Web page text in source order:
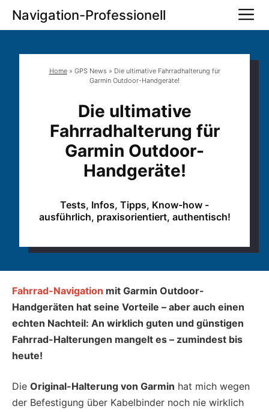
Zum
Inhalt
Navigation-Professionell
Home» GPS News » Die ultimative Fahrradhalterung für
Garmin Outdoor-Handgeräte!
Die ultimative
Fahrradhalterung für
Garmin Outdoor-
Handgeräte!
Tests, Infos, Tipps, Know-how -
ausführlich, praxisorientiert, authentisch!
Fahrrad-Navigation mit Garmin Outdoor-
Handgeräten hat seine Vorteile – aber auch einen
echten Nachteil: An wirklich guten und günstigen
Fahrrad-Halterungen mangelt es – zumindest bis
heute!
Die Original-Halterung von Garmin hat mich wegen
der Befestigung über Kabelbinder noch nie wirklich